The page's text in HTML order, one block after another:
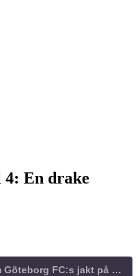
4: En drake
En gång i november - om Göteborg FC:s jakt på sitt första SM-guld